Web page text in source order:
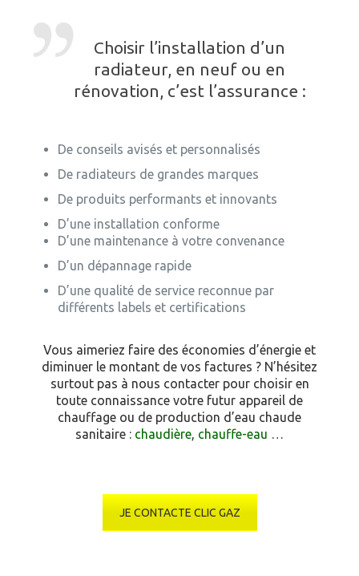
Choisir l’installation d’un
radiateur, en neuf ou en
rénovation, c’est l’assurance :
De conseils avisés et personnalisés
De radiateurs de grandes marques
De produits performants et innovants
D’une installation conforme
D’une maintenance à votre convenance
D’un dépannage rapide
D’une qualité de service reconnue par
différents labels et certifications
Vous aimeriez faire des économies d’énergie et
diminuer le montant de vos factures ? N’hésitez
surtout pas à nous contacter pour choisir en
toute connaissance votre futur appareil de
chauffage ou de production d’eau chaude
sanitaire : chaudière, chauffe-eau …
JE CONTACTE CLIC GAZ